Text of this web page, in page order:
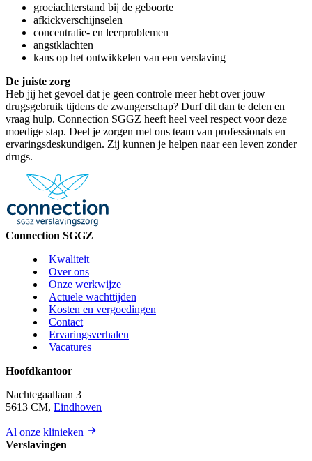
groeiachterstand bij de geboorte
afkickverschijnselen
concentratie- en leerproblemen
angstklachten
kans op het ontwikkelen van een verslaving
De juiste zorg
Heb jij het gevoel dat je geen controle meer hebt over jouw
drugsgebruik tijdens de zwangerschap? Durf dit dan te delen en
vraag hulp. Connection SGGZ heeft heel veel respect voor deze
moedige stap. Deel je zorgen met ons team van professionals en
ervaringsdeskundigen. Zij kunnen je helpen naar een leven zonder
drugs.
Connection SGGZ
Kwaliteit
Over ons
Onze werkwijze
Actuele wachttijden
Kosten en vergoedingen
Contact
Ervaringsverhalen
Vacatures
Hoofdkantoor
Nachtegaallaan 3
5613 CM, Eindhoven
Al onze klinieken
Verslavingen